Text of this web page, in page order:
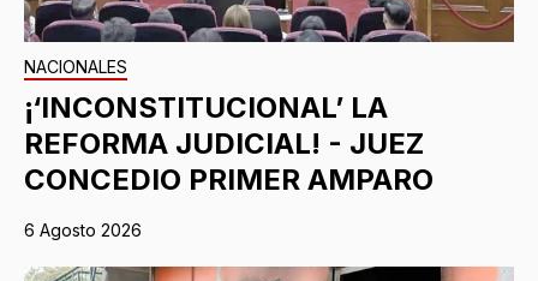
NACIONALES
¡‘INCONSTITUCIONAL’ LA
REFORMA JUDICIAL! - JUEZ
CONCEDIO PRIMER AMPARO
6 Agosto 2026